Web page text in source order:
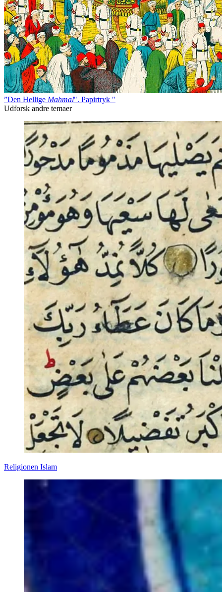
”Den Hellige Mahmal". Papirtryk "
Udforsk andre temaer
Religionen Islam